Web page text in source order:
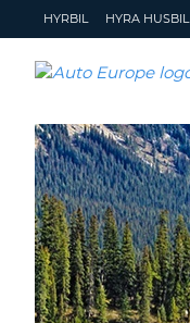
HYRBIL HYRA HUSBIL
AUTO
HYRBIL
HYRA
HUSBIL
PARTNER
HJÄLP
MIN
ADMINISTRERA